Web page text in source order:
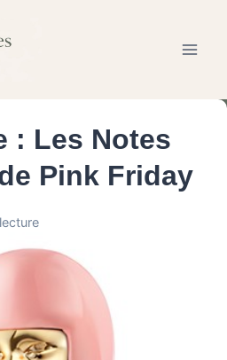
: Les Notes
Pink Friday